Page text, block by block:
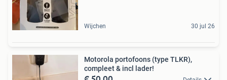
Wijchen 30 jul 26
Motorola portofoons (type TLKR),
compleet & incl lader!